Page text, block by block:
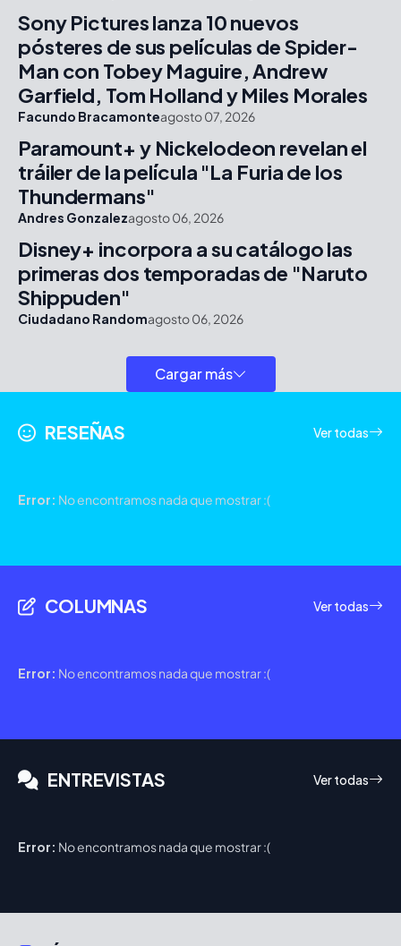
Sony Pictures lanza 10 nuevos
pósteres de sus películas de Spider-
Man con Tobey Maguire, Andrew
Garfield, Tom Holland y Miles Morales
Facundo Bracamonteagosto 07, 2026
Paramount+ y Nickelodeon revelan el
tráiler de la película "La Furia de los
Thundermans"
Andres Gonzalezagosto 06, 2026
Disney+ incorpora a su catálogo las
primeras dos temporadas de "Naruto
Shippuden"
Ciudadano Randomagosto 06, 2026
Cargar más
RESEÑAS Ver todas
Error: No encontramos nada que mostrar :(
COLUMNAS Ver todas
Error: No encontramos nada que mostrar :(
ENTREVISTAS Ver todas
Error: No encontramos nada que mostrar :(